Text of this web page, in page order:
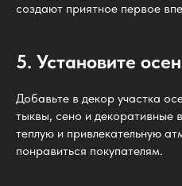
создают приятное первое
5. Установите
Добавьте в декор участка
тыквы, сено и декоративные
теплую и привлекательную
понравиться покупателям.